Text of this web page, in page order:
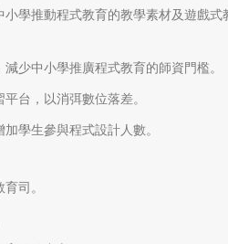
學推動程式教育的教學素材及遊戲
少中小學推廣程式教育的師資門檻。
台，以消弭數位落差。
學生參與程式設計人數。
司。